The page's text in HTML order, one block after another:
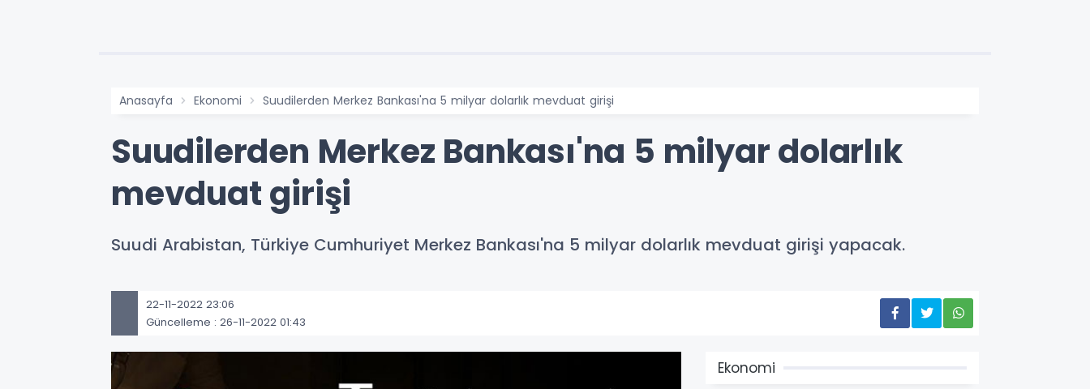
Anasayfa Ekonomi Suudilerden Merkez Bankası'na 5 milyar dolarlık mevduat girişi
Suudilerden Merkez Bankası'na 5 milyar dolarlık
mevduat girişi
Suudi Arabistan, Türkiye Cumhuriyet Merkez Bankası'na 5 milyar dolarlık mevduat girişi yapacak.
22-11-2022 23:06
Güncelleme : 26-11-2022 01:43
Ekonomi